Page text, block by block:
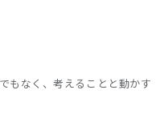
もなく、考えることと動かす